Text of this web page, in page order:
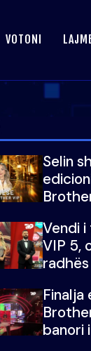
VOTONI
Selin
mijë
Vendi
VIP 5,
Finalja
banori